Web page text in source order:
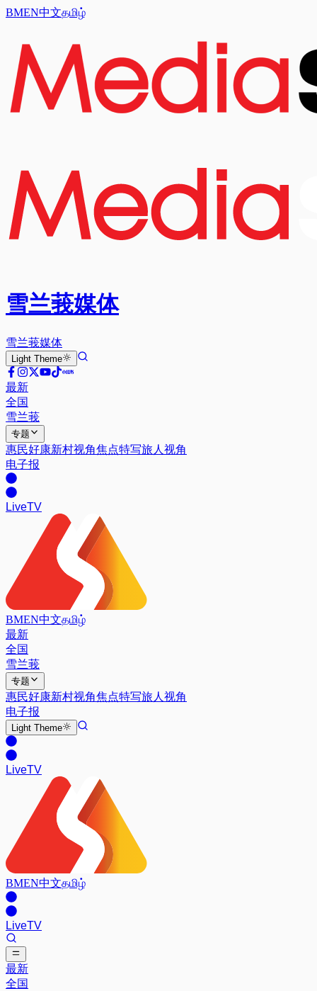
BMEN中文தமிழ்
雪兰莪媒体
雪兰莪媒体
Light Theme
最新
全国
雪兰莪
专题
惠民好康新村视角焦点特写旅人视角
电子报
LiveTV
BMEN中文தமிழ்
最新
全国
雪兰莪
专题
惠民好康新村视角焦点特写旅人视角
电子报
Light Theme
LiveTV
BMEN中文தமிழ்
LiveTV
最新
全国